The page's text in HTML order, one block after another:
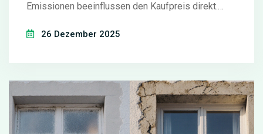
Emissionen beeinflussen den Kaufpreis direkt.
ländlichen Regionen.
26 Dezember 2025